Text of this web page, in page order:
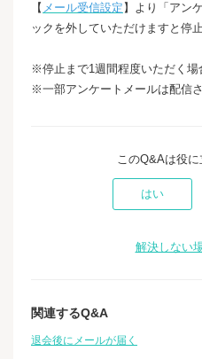
【 メール受信設定 】より「アン
ックを外していただけますと停
※停止まで1週間程度いただく場
※一部アンケートメールは配信さ
このQ&Aは役に
はい
解決しない
関連するQ&A
退会後にメールが届く